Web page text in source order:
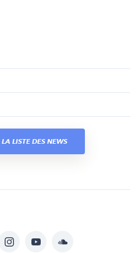
LISTE DES NEWS
InstagramYouTubeSoundcloud